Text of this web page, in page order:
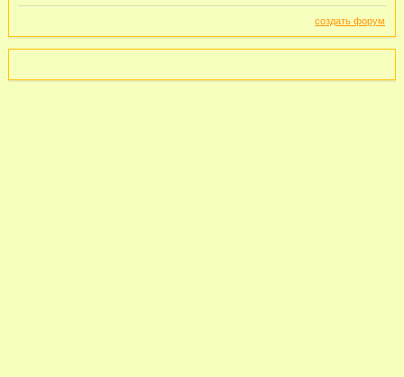
создать форум